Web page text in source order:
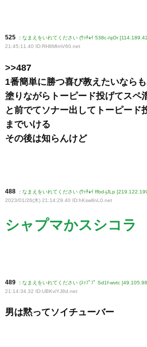
525 : なまえをいれてください (ﾜｯﾁｮｲ 538c-/qOr
21:45:11.40 ID:RH8MImV60.net
>>487
1番簡単に勝つ喜び教えたいなら
塗りながらトーピード投げてスペ
と前でてソナー出してトーピード
までいける
その後は知らんけど
488 : なまえをいれてください (ﾜｯﾁｮｲ ffbd-jJLp
2023/01/26(木) 21:14:29.40 ID:hKswlInL0 .net
シャプマかスシコラ
489 : なまえをいれてください (ｽｯﾌﾟﾌﾟ Sd1f-wvtc
21:14:34.32 ID:UBKviYJ8d .net
男は黙ってソイチューバー